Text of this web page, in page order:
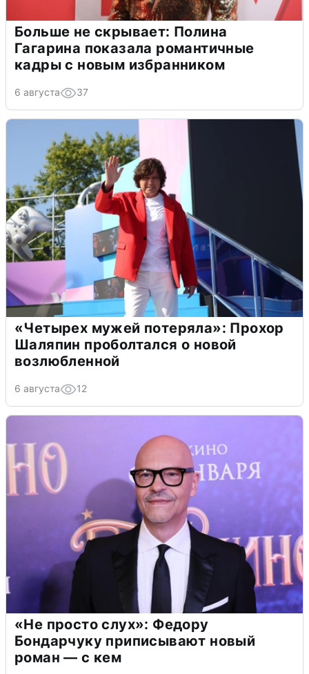
Больше не скрывает: Полина
Гагарина показала романтичные
кадры с новым избранником
6 августа 37
«Четырех мужей потеряла»: Прохор
Шаляпин проболтался о новой
возлюбленной
6 августа 12
«Не просто слух»: Федору
Бондарчуку приписывают новый
роман — с кем